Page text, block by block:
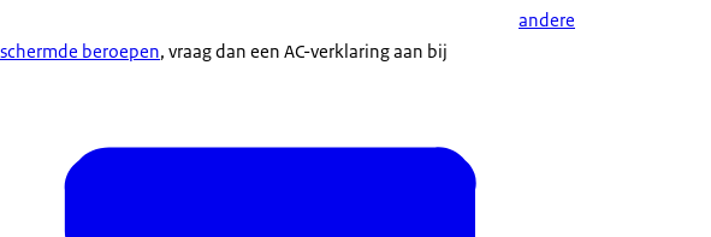
andere
beroepen, vraag dan een AC-verklaring aan bij